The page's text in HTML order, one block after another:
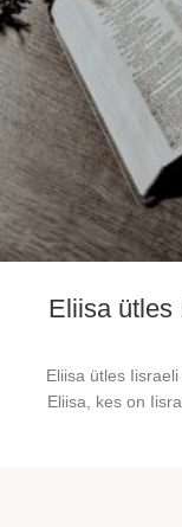
Eliisa ütles
Eliisa ütles
Eliisa, kes on